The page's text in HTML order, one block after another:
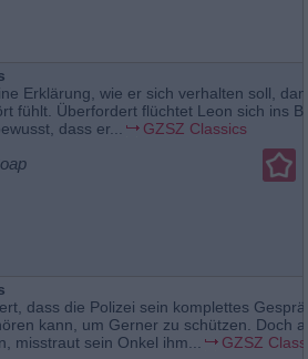
Erklärung, wie er sich verhalten soll,
fühlt. Überfordert flüchtet Leon sich ins
dass er...
GZSZ Classics
dass die Polizei sein komplettes
kann, um Gerner zu schützen. Doch
misstraut sein Onkel ihm...
GZSZ